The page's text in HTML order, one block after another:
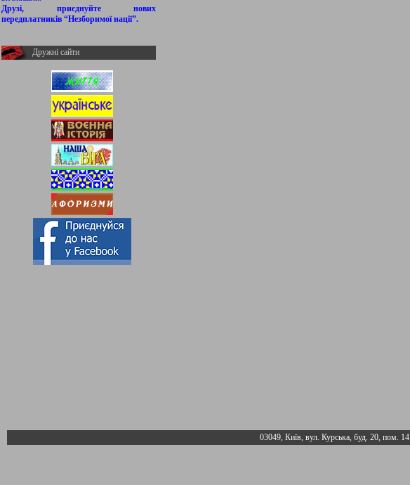
Друзі, приєднуйте нових
передплатників “Незборимої нації”.
Дружні сайти
03049, Київ, вул. Курська, буд. 20, пом.